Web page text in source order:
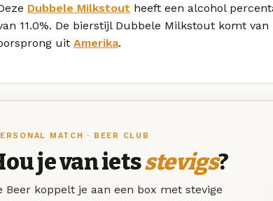
Dubbele Milkstout heeft een alcohol
11.0%. De bierstijl Dubbele Milkstout komt van
uit Amerika.
MATCH · BEER CLUB
je van ietsstevigs?
Beer koppelt je aan een box met stevige